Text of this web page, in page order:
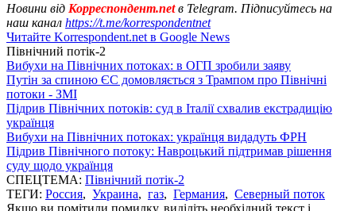
Новини від Корреспондент.netв Telegram. Підписуйтесь на
наш канал https://t.me/korrespondentnet
Читайте Korrespondent.net в Google News
Північний потік-2
Вибухи на Північних потоках: в ОГП зробили заяву
Путін за спиною ЄС домовляється з Трампом про Північні
потоки - ЗМІ
Підрив Північних потоків: суд в Італії схвалив екстрадицію
українця
Вибухи на Північних потоках: українця видадуть ФРН
Підрив Північного потоку: Навроцький підтримав рішення
суду щодо українця
СПЕЦТЕМА: Північний потік-2
ТЕГИ: Россия, Украина, газ, Германия, Северный поток
Якщо ви помітили помилку, виділіть необхідний текст і